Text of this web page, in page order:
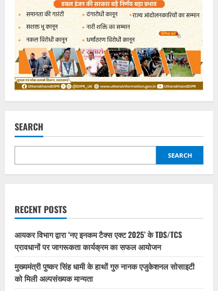
SEARCH
SEARCH
RECENT POSTS
आयकर विभाग द्वारा ‘नए इनकम टैक्स एक्ट 2025’ के TDS/TCS
प्रावधानों पर जागरूकता कार्यक्रम का सफल आयोजन
मुख्यमंत्री पुष्कर सिंह धामी के हाथों गुरु नानक एजुकेशनल सोसाइटी
को मिली अल्पसंख्यक मान्यता